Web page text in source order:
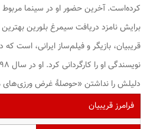
کرده‌است. آخرین حضور او در سینما مربوط
برایش نامزد دریافت سیمرغ بلورین
قریبیان، بازیگر و فیلم‌ساز ایرانی، است که در ۱۳۹۱
دلیلش را نداشتن «حوصلهٔ غرض ورزی‌های
فرامرز قریبیان